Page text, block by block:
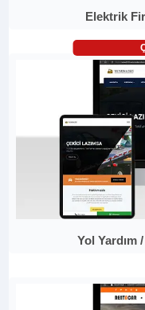
Elektrik
Yol Yardım